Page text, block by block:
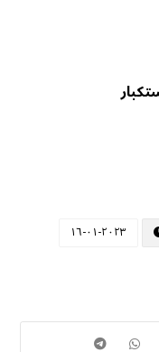
٢٠٢٣-٠١-١٦